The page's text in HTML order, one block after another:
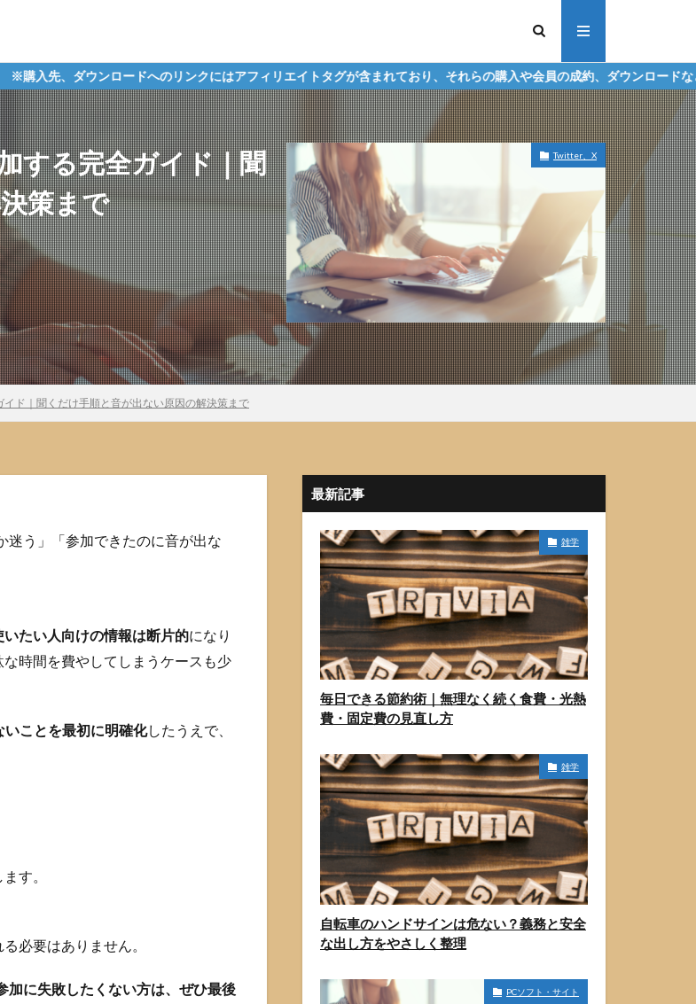
ドへのリンクにはアフィリエイトタグが含まれており、それらの購入や会員の成約、ダウンロードなどからの収益化を行
する完全ガイド｜聞
策まで
Twitter、X
ド｜聞くだけ手順と音が出ない原因の解決策まで
迷う」「参加できたのに音が出な
たい人向けの情報は断片的になり
時間を費やしてしまうケースも少
ことを最初に明確化したうえで、
す。
必要はありません。
加に失敗したくない方は、ぜひ最後
最新記事
雑学
毎日できる節約術｜無理なく続く食費・光熱
費・固定費の見直し方
雑学
自転車のハンドサインは危ない？義務と安全
な出し方をやさしく整理
PCソフト・サイト